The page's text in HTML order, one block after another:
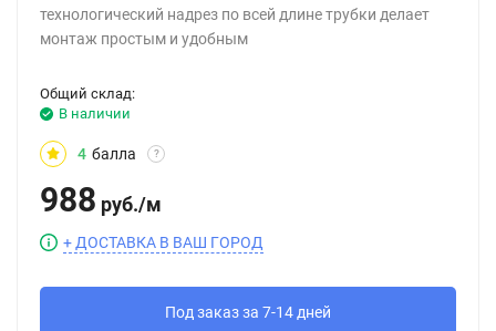
технологический надрез по всей длине трубки делает
монтаж простым и удобным
Общий склад:
В наличии
4 балла ?
988 руб./м
+ ДОСТАВКА В ВАШ ГОРОД
Под заказ за 7-14 дней